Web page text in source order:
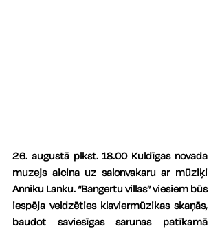
26. augustā plkst. 18.00 Kuldīgas novada
muzejs aicina uz salonvakaru ar mūziķi
Anniku Lanku. “Bangertu villas” viesiem būs
iespēja veldzēties klaviermūzikas skaņās,
baudot saviesīgas sarunas patīkamā